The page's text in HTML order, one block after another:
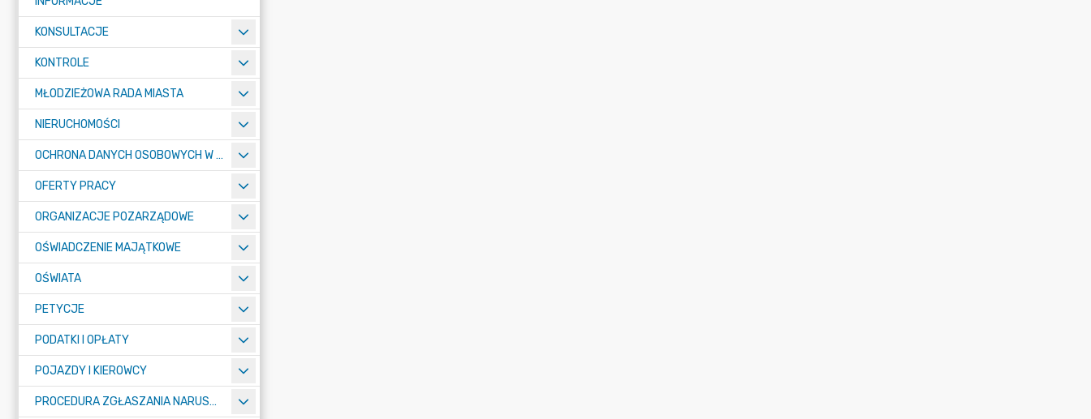
KONSULTACJE
KONTROLE
MŁODZIEŻOWA RADA MIASTA
NIERUCHOMOŚCI
OCHRONA DANYCH OSOBOWYCH W URZĘDZIE MIASTA ŻORY - RODO
OFERTY PRACY
ORGANIZACJE POZARZĄDOWE
OŚWIADCZENIE MAJĄTKOWE
OŚWIATA
PETYCJE
PODATKI I OPŁATY
POJAZDY I KIEROWCY
PROCEDURA ZGŁASZANIA NARUSZEŃ PRAWA